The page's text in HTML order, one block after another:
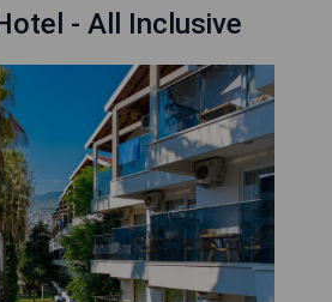
- All Inclusive